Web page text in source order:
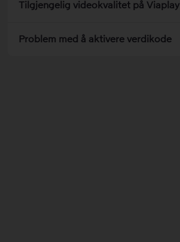
Tilgjengelig videokvalitet på Viaplay
Problem med å aktivere verdikode